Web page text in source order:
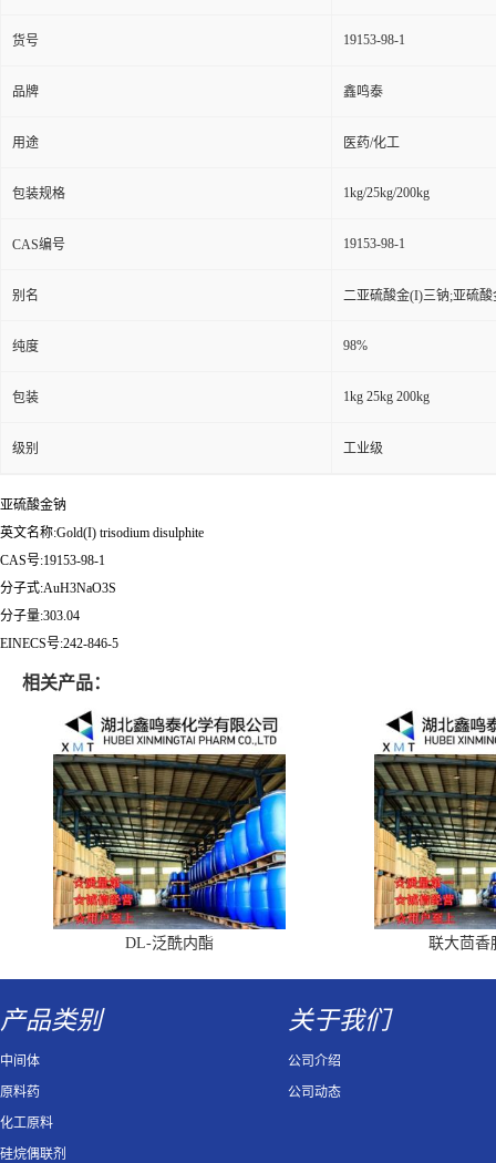
货号 19153-98-1
品牌 鑫鸣泰
用途 医药/化工
包装规格 1kg/25kg/200kg
CAS编号 19153-98-1
别名 二亚硫酸金(I)三钠;亚硫酸
纯度 98%
包装 1kg 25kg 200kg
级别 工业级
亚硫酸金钠
英文名称:Gold(I) trisodium disulphite
CAS号:19153-98-1
分子式:AuH3NaO3S
分子量:303.04
EINECS号:242-846-5
相关产品：
DL-泛酰内酯 联大茴香
产品类别
中间体
原料药
化工原料
硅烷偶联剂
关于我们
公司介绍
公司动态